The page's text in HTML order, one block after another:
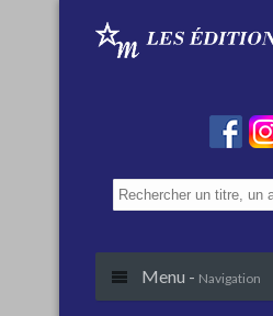
Menu - Navigation